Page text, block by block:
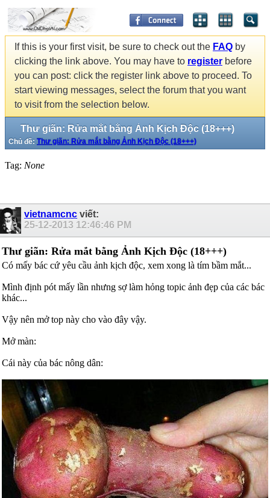
If this is your first visit, be sure to check out the FAQ by
clicking the link above. You may have to register before
you can post: click the register link above to proceed. To
start viewing messages, select the forum that you want
to visit from the selection below.
Thư giãn: Rửa mắt bằng Ảnh Kịch Độc (18+++)
Chủ đề: Thư giãn: Rửa mắt bằng Ảnh Kịch Độc (18+++)
Tag: None
vietnamcnc viết:
25-12-2013 12:46:46 PM
Thư giãn: Rửa mắt bằng Ảnh Kịch Độc (18+++)
Có mấy bác cứ yêu cầu ảnh kịch độc, xem xong là tím bầm mắt...
Mình định pót mấy lần nhưng sợ làm hỏng topic ảnh đẹp của các bác
khác...
Vậy nên mở top này cho vào đây vậy.
Mở màn:
Cái này của bác nông dân: